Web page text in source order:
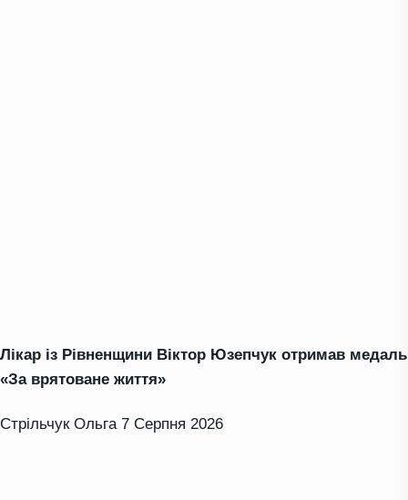
Лікар із Рівненщини Віктор Юзепчук отримав медаль
«За врятоване життя»
Стрільчук Ольга 7 Серпня 2026